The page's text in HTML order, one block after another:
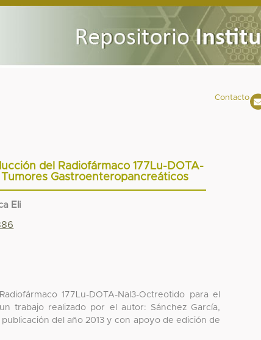
Contacto
del Radiofármaco 177Lu-DOTA-
Gastroenteropancreáticos
Eli
177Lu-DOTA-Nal3-Octreotido para el
trabajo realizado por el autor: Sánchez García,
del año 2013 y con apoyo de edición de